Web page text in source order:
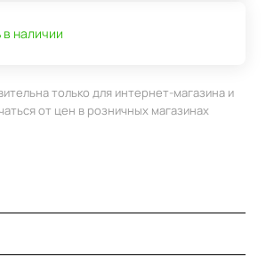
в наличии
только для интернет-магазина и
от цен в розничных магазинах